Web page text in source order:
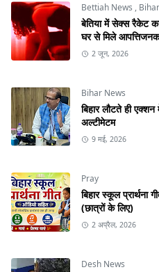
Bettiah News ,
बेतिया में सेक्स रैकेट
घर से मिले
2 जून, 2026
Bihar News
बिहार लौटते ही
अल्टीमेटम
9 मई, 2026
Pray
बिहार स्कूल प्रार्थना
(छात्रों के लिए)
2 अप्रैल, 2026
Desh News